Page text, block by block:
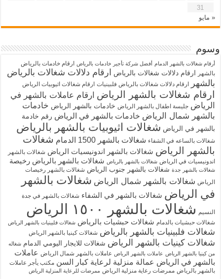
31
« مايو
وسوم
أرقام شغالات بالشهر الدمام أفضل شركة تأجير خادمات بالرياض ارقام خادمات بالرياض
بالشهر
ارقام دلالات شغالات بالرياض ارقام دلالات شغالات بالرياض
بالشهر
ارقام دلالات شغالات بالرياض فلبينيات ارقام شغالات اثيوبيات الرياض
ارقام شغالات بالشهر الرياض ارقام عاملات بالشهر في
الرياض جليسة اطفال بالشهر الرياض خادمات بالشهر الرياض خادمات
بالشهر شمال الرياض خادمات بالشهر في الرياض رقم خادمة
بالشهر في الرياض شغالات اثيوبيات بالشهر بالرياض
شغالات بالساعه في الشفاء شغالات بالشهر 1500 الدمام
شغالات
بالشهر الرياض شغالات بالشهر اندونيسيات الرياض شغالات بالشهر
اندونيسيات في الرياض شغالات بالشهر بالرياض شغالات بالشهر بالرياض رخيصة
شغالات بالشهر جدة شغالات بالشهر جنوب الرياض شغالات بالشهر رخيصات
الرياض شغالات بالشهر شمال الرياض شغالات بالشهر
في الرياض شغالات بالشهر في الشفاء شغالات بالشهر في جدة
النسيم شغالات بالشهر ١٥٠٠ الرياض
شغالات حبشيات بالدمام شغالات حبشيات بالرياض شغالات فلبينيات بالشهر الرياض
شغالات فلبينيات بالشهر بالرياض شغالات كينيا بالشهر الرياض
شغالات كينيات بالشهر الرياض شغالات للايجار اليومي الدمام شغاله
من كينيا بالشهر الرياض عاملات بالشهر الرياض عاملات بالشهر شمال الرياض عاملات
بالشهر في الرياض عمالة منزلية لرعاية كبار السن مكتب يأجر عاملات
بالشهر بالرياض ممرضات رعاية منزلية الرياض ممرضات للرعاية المنزلية الرياض